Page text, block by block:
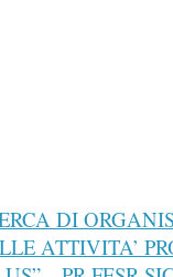
DI
ATTIVITA’